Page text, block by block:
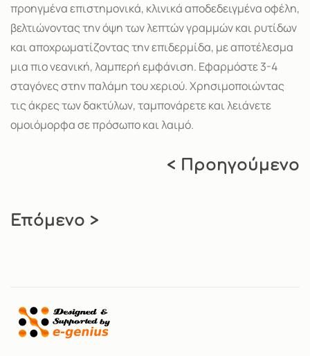
προηγμένα επιστημονικά, κλινικά αποδεδειγμένα οφέλη,
βελτιώνοντας την όψη των λεπτών γραμμών και ρυτίδων
και αποχρωματίζοντας την επιδερμίδα, με αποτέλεσμα
μια πιο νεανική, λαμπερή εμφάνιση. Εφαρμόστε 3-4
σταγόνες στην παλάμη του χεριού. Χρησιμοποιώντας
τις άκρες των δακτύλων, ταμπονάρετε και λειάνετε
ομοιόμορφα σε πρόσωπο και λαιμό.
< Προηγούμενο
Επόμενο >